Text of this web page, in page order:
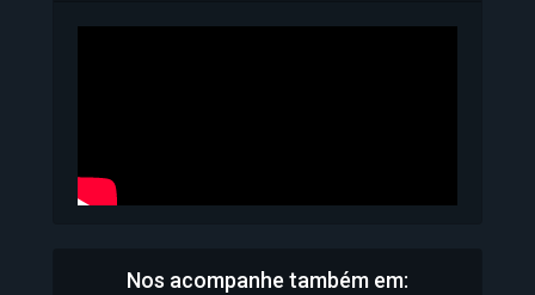
Nos acompanhe também em: